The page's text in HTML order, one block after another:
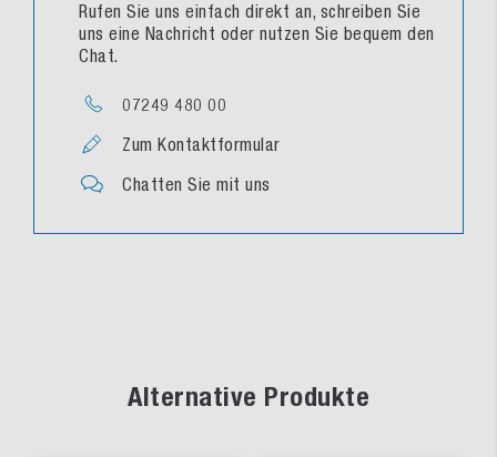
Rufen Sie uns einfach direkt an, schreiben Sie
uns eine Nachricht oder nutzen Sie bequem den
Chat.
07249 480 00
Zum Kontaktformular
Chatten Sie mit uns
Alternative Produkte